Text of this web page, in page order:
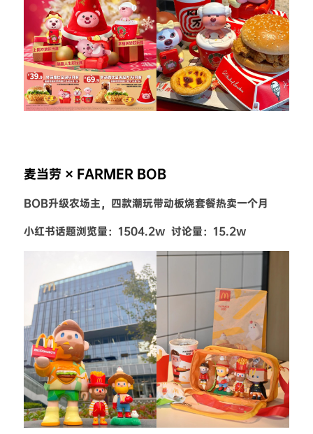
麦当劳 × FARMER BOB
BOB升级农场主，四款潮玩带动板烧套餐热卖一个月
小红书话题浏览量：1504.2w  讨论量：15.2w